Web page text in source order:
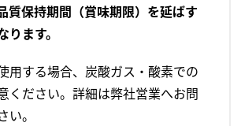
質保持期間（賞味期限）を延ばす
ます。
用する場合、炭酸ガス・酸素での
ください。詳細は弊社営業へお問
い。